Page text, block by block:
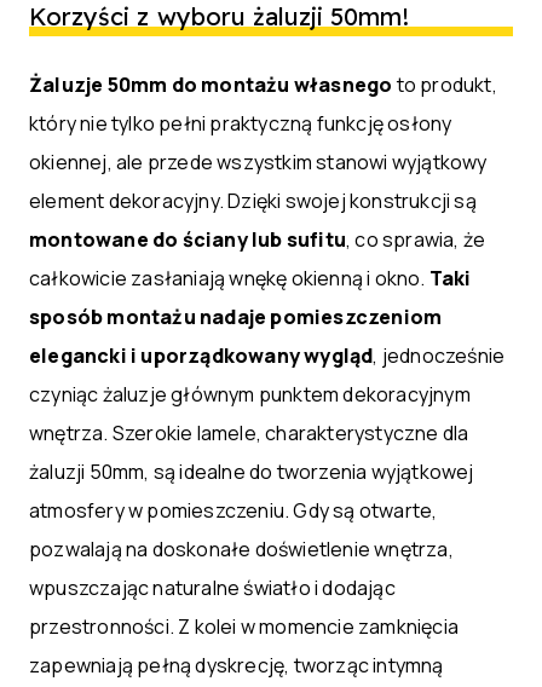
Korzyści z wyboru żaluzji 50mm!
Żaluzje 50mm do montażu własnegoto produkt,
który nie tylko pełni praktyczną funkcję osłony
okiennej, ale przede wszystkim stanowi wyjątkowy
element dekoracyjny. Dzięki swojej konstrukcji są
montowane do ściany lub sufitu, co sprawia, że
całkowicie zasłaniają wnękę okienną i okno. Taki
sposób montażu nadaje pomieszczeniom
elegancki i uporządkowany wygląd, jednocześnie
czyniąc żaluzje głównym punktem dekoracyjnym
wnętrza. Szerokie lamele, charakterystyczne dla
żaluzji 50mm, są idealne do tworzenia wyjątkowej
atmosfery w pomieszczeniu. Gdy są otwarte,
pozwalają na doskonałe doświetlenie wnętrza,
wpuszczając naturalne światło i dodając
przestronności. Z kolei w momencie zamknięcia
zapewniają pełną dyskrecję, tworząc intymną